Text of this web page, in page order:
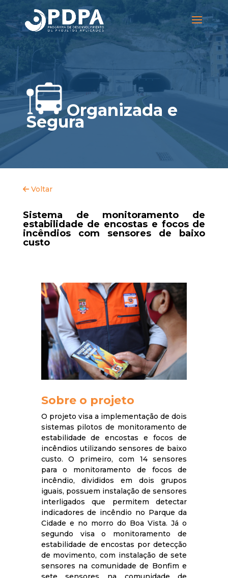
Organizada e
Segura
Voltar
Sistema de monitoramento de
estabilidade de encostas e focos de
incêndios com sensores de baixo
custo
Sobre o projeto
O projeto visa a implementação de dois
sistemas pilotos de monitoramento de
estabilidade de encostas e focos de
incêndios utilizando sensores de baixo
custo. O primeiro, com 14 sensores
para o monitoramento de focos de
incêndio, divididos em dois grupos
iguais, possuem instalação de sensores
interligados que permitem detectar
indicadores de incêndio no Parque da
Cidade e no morro do Boa Vista. Já o
segundo visa o monitoramento de
estabilidade de encostas por detecção
de movimento, com instalação de sete
sensores na comunidade de Bonfim e